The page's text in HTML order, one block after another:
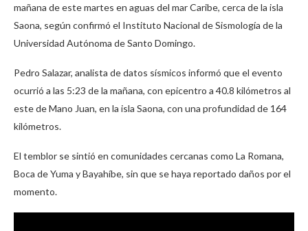
mañana de este martes en aguas del mar Caribe, cerca de la isla
Saona, según confirmó el Instituto Nacional de Sismología de la
Universidad Autónoma de Santo Domingo.
Pedro Salazar, analista de datos sísmicos informó que el evento
ocurrió a las 5:23 de la mañana, con epicentro a 40.8 kilómetros al
este de Mano Juan, en la isla Saona, con una profundidad de 164
kilómetros.
El temblor se sintió en comunidades cercanas como La Romana,
Boca de Yuma y Bayahíbe, sin que se haya reportado daños por el
momento.